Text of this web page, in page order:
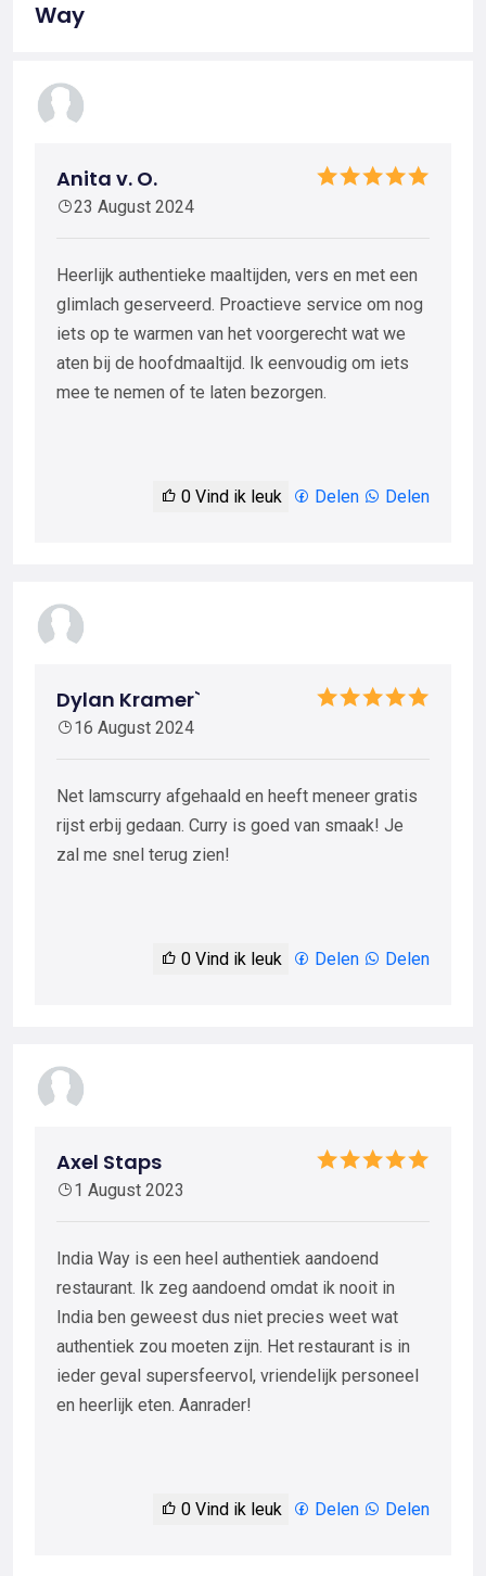
Way
Anita v. O.
23 August 2024
Heerlijk authentieke maaltijden, vers en met een
glimlach geserveerd. Proactieve service om nog
iets op te warmen van het voorgerecht wat we
aten bij de hoofdmaaltijd. Ik eenvoudig om iets
mee te nemen of te laten bezorgen.
0 Vind ik leuk Delen Delen
Dylan Kramer`
16 August 2024
Net lamscurry afgehaald en heeft meneer gratis
rijst erbij gedaan. Curry is goed van smaak! Je
zal me snel terug zien!
0 Vind ik leuk Delen Delen
Axel Staps
1 August 2023
India Way is een heel authentiek aandoend
restaurant. Ik zeg aandoend omdat ik nooit in
India ben geweest dus niet precies weet wat
authentiek zou moeten zijn. Het restaurant is in
ieder geval supersfeervol, vriendelijk personeel
en heerlijk eten. Aanrader!
0 Vind ik leuk Delen Delen